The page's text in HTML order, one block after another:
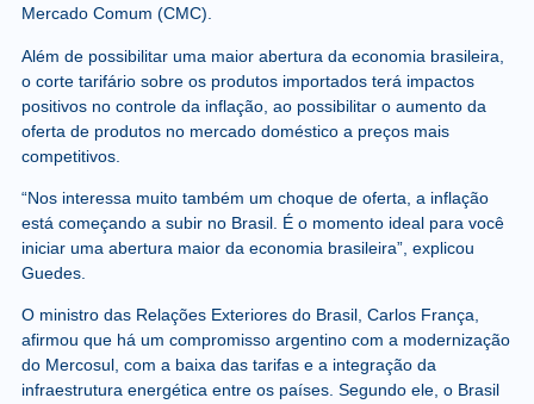
Mercado Comum (CMC).
Além de possibilitar uma maior abertura da economia brasileira,
o corte tarifário sobre os produtos importados terá impactos
positivos no controle da inflação, ao possibilitar o aumento da
oferta de produtos no mercado doméstico a preços mais
competitivos.
“Nos interessa muito também um choque de oferta, a inflação
está começando a subir no Brasil. É o momento ideal para você
iniciar uma abertura maior da economia brasileira”, explicou
Guedes.
O ministro das Relações Exteriores do Brasil, Carlos França,
afirmou que há um compromisso argentino com a modernização
do Mercosul, com a baixa das tarifas e a integração da
infraestrutura energética entre os países. Segundo ele, o Brasil